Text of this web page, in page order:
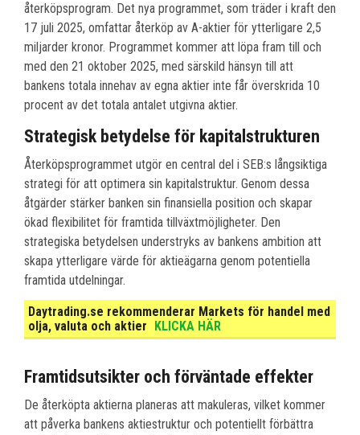
återköpsprogram. Det nya programmet, som träder i kraft den
17 juli 2025, omfattar återköp av A-aktier för ytterligare 2,5
miljarder kronor. Programmet kommer att löpa fram till och
med den 21 oktober 2025, med särskild hänsyn till att
bankens totala innehav av egna aktier inte får överskrida 10
procent av det totala antalet utgivna aktier.
Strategisk betydelse för kapitalstrukturen
Återköpsprogrammet utgör en central del i SEB:s långsiktiga
strategi för att optimera sin kapitalstruktur. Genom dessa
åtgärder stärker banken sin finansiella position och skapar
ökad flexibilitet för framtida tillväxtmöjligheter. Den
strategiska betydelsen understryks av bankens ambition att
skapa ytterligare värde för aktieägarna genom potentiella
framtida utdelningar.
Daytrading.se rekommenderar Markets för handel med
olja, valuta och aktier
KLICKA HÄR
Framtidsutsikter och förväntade effekter
De återköpta aktierna planeras att makuleras, vilket kommer
att påverka bankens aktiestruktur och potentiellt förbättra